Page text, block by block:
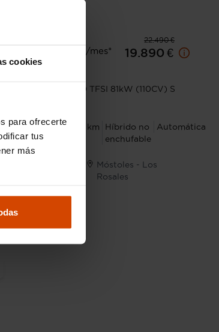
cookies
para ofrecerte
tus
más
22.490 €
Desde 310 € /mes*
19.890 €
Sportback 30 TFSI 81kW (110CV) S
2023 92.686 km
Híbrido no
enchufable
Automática
Móstoles - Los
Rosales